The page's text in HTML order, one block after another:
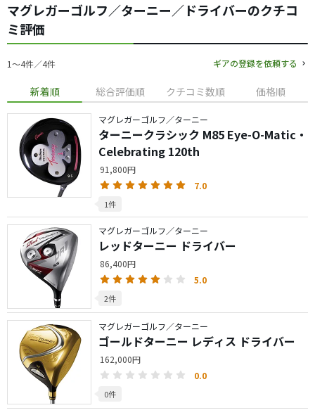
マグレガーゴルフ／ターニー／ドライバーのクチコ
ミ評価
1〜4件／4件 ギアの登録を依頼する
新着順 総合評価順 クチコミ数順 価格順
マグレガーゴルフ／ターニー
ターニークラシック M85 Eye-O-Matic・
Celebrating 120th
91,800円
7.0
1件
マグレガーゴルフ／ターニー
レッドターニー ドライバー
86,400円
5.0
2件
マグレガーゴルフ／ターニー
ゴールドターニー レディス ドライバー
162,000円
0.0
0件